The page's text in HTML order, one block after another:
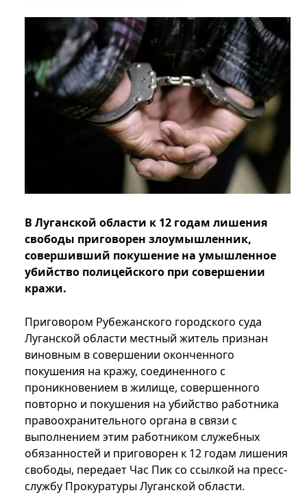
В Луганской области к 12 годам лишения
свободы приговорен злоумышленник,
совершивший покушение на умышленное
убийство полицейского при совершении
кражи.
Приговором Рубежанского городского суда
Луганской области местный житель признан
виновным в совершении оконченного
покушения на кражу, соединенного с
проникновением в жилище, совершенного
повторно и покушения на убийство работника
правоохранительного органа в связи с
выполнением этим работником служебных
обязанностей и приговорен к 12 годам лишения
свободы, передает Час Пик со ссылкой на пресс-
службу Прокуратуры Луганской области.